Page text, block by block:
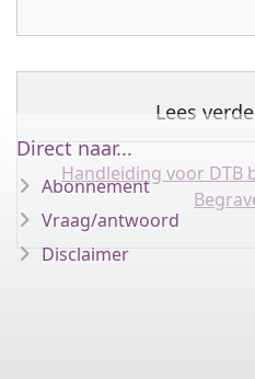
Lees
Handleiding voor DTB
Direct naar...
Abonnement
Vraag/antwoord
Disclaimer